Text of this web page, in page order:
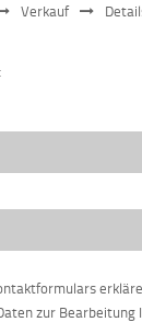
Verkauf
zur Bearbeitung